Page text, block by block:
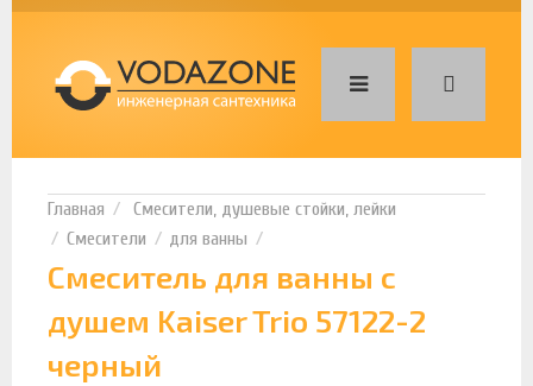
Смесители, душевые стойки, лейки
Смесители
для ванны
Смеситель для ванны с
душем Kaiser Trio 57122-2
черный